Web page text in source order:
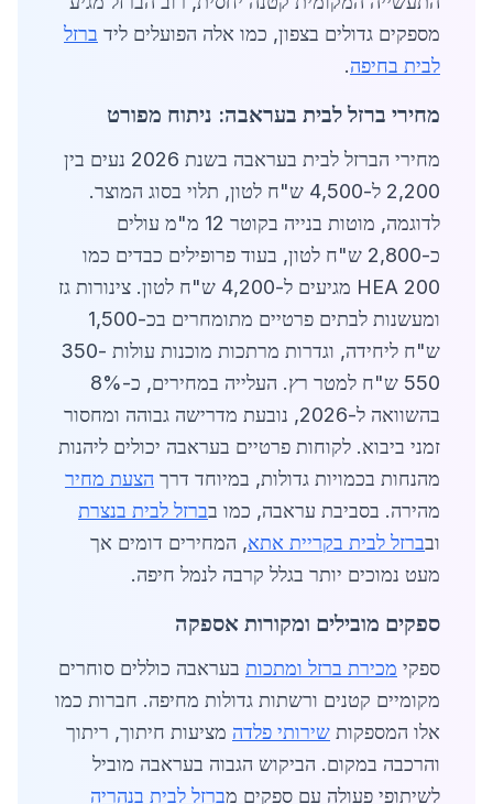
מספקים גדולים בצפון, כמו אלה הפועלים ליד ברזל
לבית בחיפה.
מחירי ברזל לבית בעראבה: ניתוח מפורט
מחירי הברזל לבית בעראבה בשנת 2026 נעים בין
2,200 ל-4,500 ש"ח לטון, תלוי בסוג המוצר.
לדוגמה, מוטות בנייה בקוטר 12 מ"מ עולים
כ-2,800 ש"ח לטון, בעוד פרופילים כבדים כמו
HEA 200 מגיעים ל-4,200 ש"ח לטון. צינורות גז
ומעשנות לבתים פרטיים מתומחרים בכ-1,500
ש"ח ליחידה, וגדרות מרתכות מוכנות עולות 350-
550 ש"ח למטר רץ. העלייה במחירים, כ-8%
בהשוואה ל-2026, נובעת מדרישה גבוהה ומחסור
זמני ביבוא. לקוחות פרטיים בעראבה יכולים ליהנות
מהנחות בכמויות גדולות, במיוחד דרך הצעת מחיר
מהירה. בסביבת עראבה, כמו בברזל לבית בנצרת
ובברזל לבית בקריית אתא, המחירים דומים אך
מעט נמוכים יותר בגלל קרבה לנמל חיפה.
ספקים מובילים ומקורות אספקה
ספקי מכירת ברזל ומתכות בעראבה כוללים סוחרים
מקומיים קטנים ורשתות גדולות מחיפה. חברות כמו
אלו המספקות שירותי פלדה מציעות חיתוך, ריתוך
והרכבה במקום. הביקוש הגבוה בעראבה מוביל
לשיתופי פעולה עם ספקים מברזל לבית בנהריה